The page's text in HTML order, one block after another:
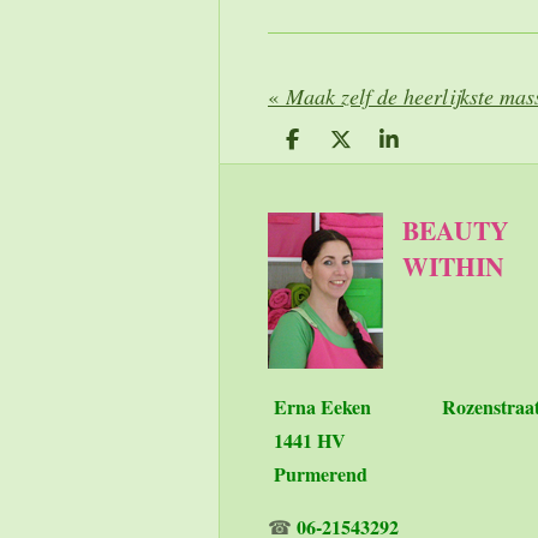
« Maak zelf de heerlijkste
D
e
e
n
D
e
l
S
h
BEAUTY
WITHIN
Erna Eeken
1441 HV
Purmerend
☎ 06-21543292